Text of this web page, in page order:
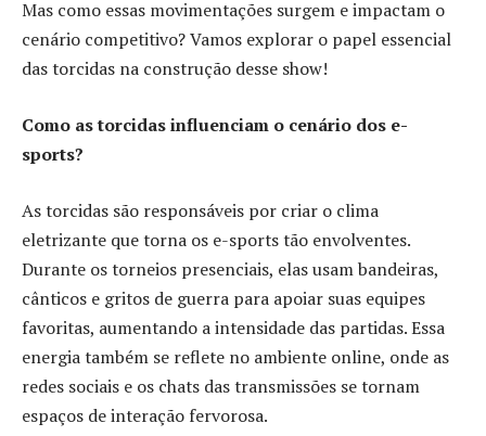
Mas como essas movimentações surgem e impactam o
cenário competitivo? Vamos explorar o papel essencial
das torcidas na construção desse show!
Como as torcidas influenciam o cenário dos e-
sports?
As torcidas são responsáveis por criar o clima
eletrizante que torna os e-sports tão envolventes.
Durante os torneios presenciais, elas usam bandeiras,
cânticos e gritos de guerra para apoiar suas equipes
favoritas, aumentando a intensidade das partidas. Essa
energia também se reflete no ambiente online, onde as
redes sociais e os chats das transmissões se tornam
espaços de interação fervorosa.